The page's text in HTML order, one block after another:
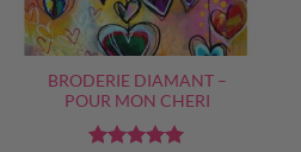
BRODERIE DIAMANT –
POUR MON CHERI